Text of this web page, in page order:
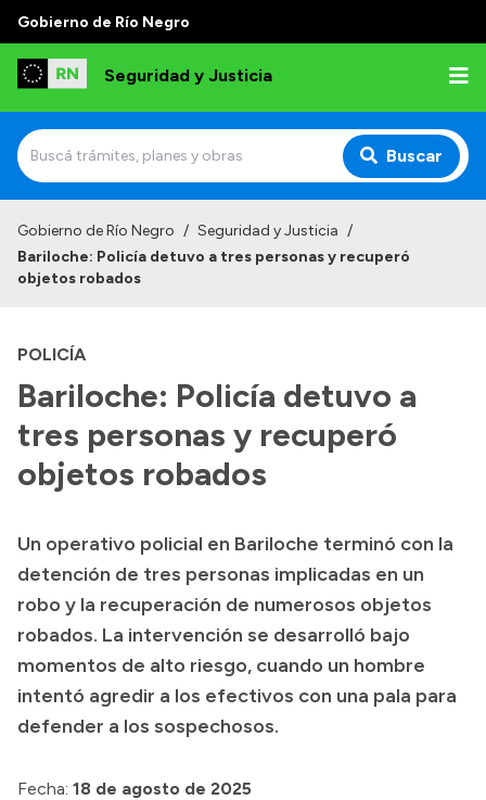
Gobierno de Río Negro
Seguridad y Justicia
Buscar
Institucional
Autoridades
Delegaciones
Normativa
Presupuesto
Boletín Oficial
Compras y licitaciones
Consulta de expedientes
Consulta de pago a proveedores
Convocatorias
Gobierno de Río Negro / Seguridad y Justicia /
Bariloche: Policía detuvo a tres personas y recuperó
objetos robados
POLICÍA
Bariloche: Policía detuvo a
tres personas y recuperó
objetos robados
Un operativo policial en Bariloche terminó con la
detención de tres personas implicadas en un
robo y la recuperación de numerosos objetos
robados. La intervención se desarrolló bajo
momentos de alto riesgo, cuando un hombre
intentó agredir a los efectivos con una pala para
defender a los sospechosos.
Fecha: 18 de agosto de 2025